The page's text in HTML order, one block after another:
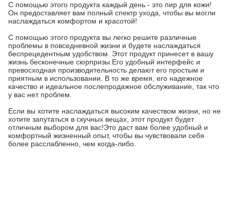
С помощью этого продукта каждый день - это пир для кожи!
Он предоставляет вам полный спектр ухода, чтобы вы могли
наслаждаться комфортом и красотой!
С помощью этого продукта вы легко решите различные
проблемы в повседневной жизни и будете наслаждаться
беспрецедентным удобством. Этот продукт принесет в вашу
жизнь бесконечные сюрпризы.Его удобный интерфейс и
превосходная производительность делают его простым и
приятным в использовании. В то же время, его надежное
качество и идеальное послепродажное обслуживание, так что
у вас нет проблем.
Если вы хотите наслаждаться высоким качеством жизни, но не
хотите запутаться в скучных вещах, этот продукт будет
отличным выбором для вас!Это даст вам более удобный и
комфортный жизненный опыт, чтобы вы чувствовали себя
более расслабленно, чем когда-либо.